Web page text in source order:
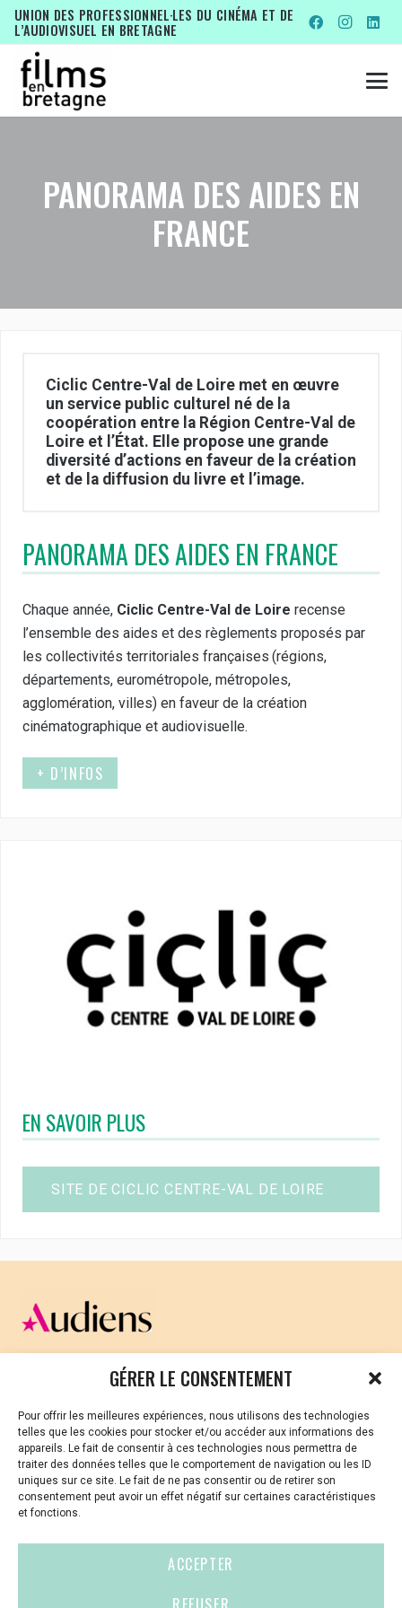
GÉRER LE CONSENTEMENT
Pour offrir les meilleures expériences, nous utilisons des technologies
telles que les cookies pour stocker et/ou accéder aux informations des
appareils. Le fait de consentir à ces technologies nous permettra de
traiter des données telles que le comportement de navigation ou les ID
uniques sur ce site. Le fait de ne pas consentir ou de retirer son
consentement peut avoir un effet négatif sur certaines caractéristiques
et fonctions.
ACCEPTER
UNION DES PROFESSIONNEL·LES DU CINÉMA ET DE
L’AUDIOVISUEL EN BRETAGNE
PANORAMA DES AIDES EN
FRANCE
Ciclic Centre-Val de Loire met en œuvre
un service public culturel né de la
coopération entre la Région Centre-Val de
Loire et l’État. Elle propose une grande
diversité d’actions en faveur de la création
et de la diffusion du livre et l’image.
PANORAMA DES AIDES EN FRANCE
Chaque année, Ciclic Centre-Val de Loire recense
l’ensemble des aides et des règlements proposés par
les collectivités territoriales françaises (régions,
départements, eurométropole, métropoles,
agglomération, villes) en faveur de la création
cinématographique et audiovisuelle.
+ D’INFOS
EN SAVOIR PLUS
SITE DE CICLIC CENTRE-VAL DE LOIRE
CELLULE D’ÉCOUTE ET DE SOUTIEN PSYCHOLOGIQUE ET
Vous avez été témoin ou vous êtes victime de VSS ? Ou
vous êtes référent·es harcèlement en besoin de soutien
ou d’informations ?
01 87 20 30 90
violences-sexuelles-culture@audiens.org